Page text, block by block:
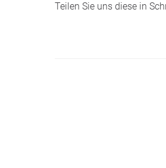
Teilen Sie uns diese in